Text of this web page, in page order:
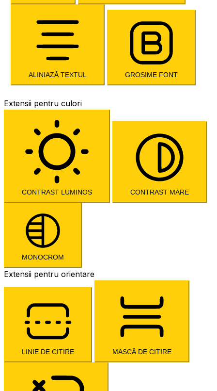
ALINIAZĂ TEXTUL GROSIME FONT
Extensii pentru culori
CONTRAST LUMINOS CONTRAST MARE
MONOCROM
Extensii pentru orientare
LINIE DE CITIRE MASCĂ DE CITIRE